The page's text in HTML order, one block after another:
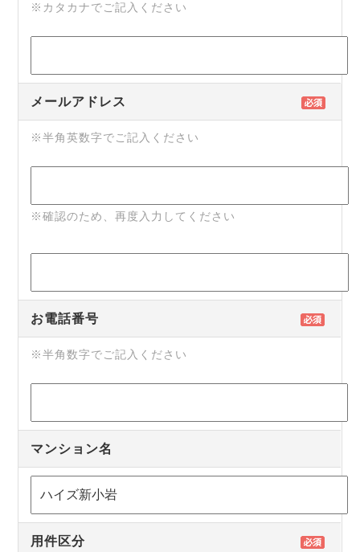
※カタカナでご記入ください
メールアドレス
※半角英数字でご記入ください
※確認のため、再度入力してください
お電話番号
※半角数字でご記入ください
マンション名
用件区分